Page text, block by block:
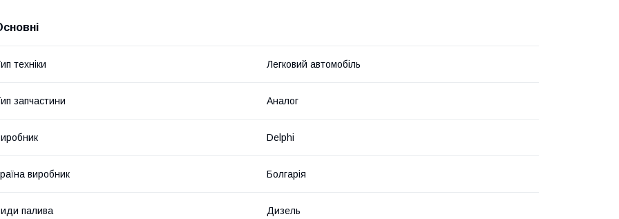
техніки Легковий автомобіль
запчастини Аналог
Delphi
виробник Болгарія
палива Дизель